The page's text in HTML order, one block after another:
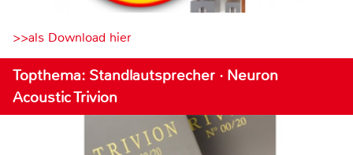
>>als Download hier
Topthema: Standlautsprecher · Neuron
Acoustic Trivion